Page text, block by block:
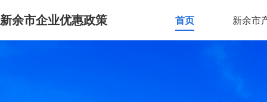
新余市企业优惠政策 首页 新余市